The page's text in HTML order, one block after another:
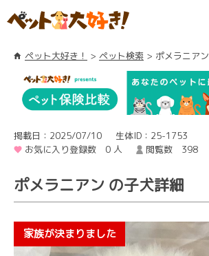
ペット大好き！ ペット検索 ポメラニアン
掲載日：2025/07/10
生体ID：25-1753
お気に入り登録数 0 人
閲覧数 398
ポメラニアン の子犬詳細